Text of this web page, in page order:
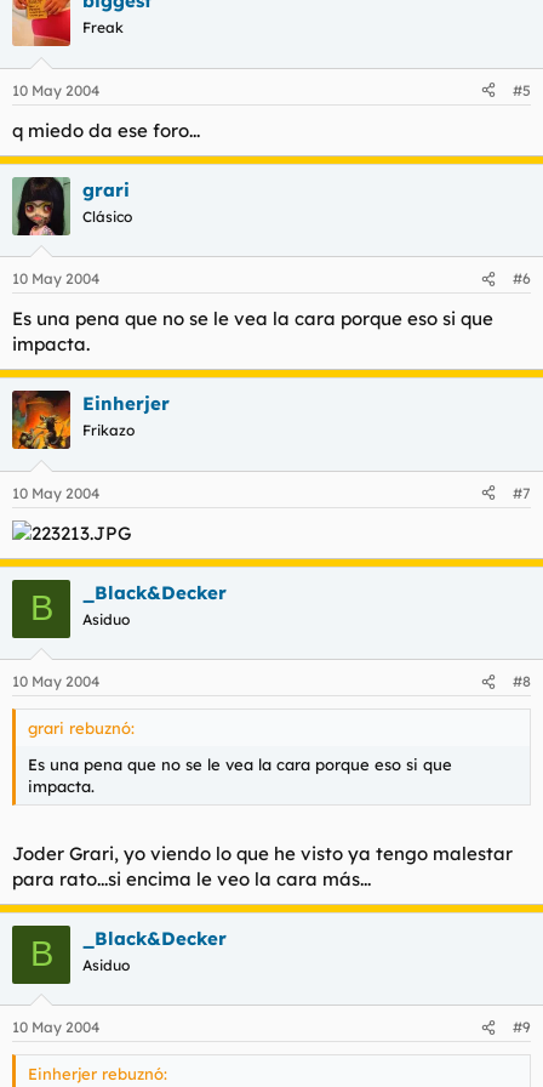
Interesante
¿
Marcela24 rebuznó:
felicitaciones x la dotacionHaz clic para expandir...
Gilda bella rebuznó:
¿Sigues ?.......
Carmelis rebuznó:
Yo sigo mirando… Haz clic para expandir...
Manuxos rebuznó:
Seguimos si…..
Karlis rebuznó:
Sigue…sigue…
Manuxos rebuznó:
Te complacere… y tu a mi?
Haz clic para expandir...
Carmelis rebuznó:
mientras lo pienso puedes poner mas…
Manuxos rebuznó:
Me siento observado…
Haz clic para expandir...
ho
Haz clic para expandir...
Manuxos rebuznó:
Haz clic para expandir...
Carmelis rebuznó:
Que?
Manuxos rebuznó:
Freak
10 May 2004 #5
q miedo da ese foro...
grari
Clásico
10 May 2004 #6
Es una pena que no se le vea la cara porque eso si que
impacta.
Einherjer
Frikazo
10 May 2004 #7
B _Black&Decker
Asiduo
10 May 2004 #8
grari rebuznó:
Es una pena que no se le vea la cara porque eso si que
impacta.
Joder Grari, yo viendo lo que he visto ya tengo malestar
para rato...si encima le veo la cara más...
B _Black&Decker
Asiduo
10 May 2004 #9
Einherjer rebuznó: